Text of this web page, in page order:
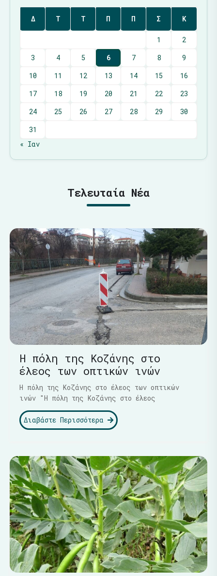
Δ Τ Τ Π Π Σ Κ
1
2
3
4 5 6 7 8
9
10
11 12 13 14 15
16
17
18 19 20 21 22
23
24
25 26 27 28 29
30
31
« Ιαν
Τελευταία Νέα
Η πόλη της Κοζάνης στο
έλεος των οπτικών ινών
Η πόλη της Κοζάνης στο έλεος των οπτικών
ινών "Η πόλη της Κοζάνης στο έλεος
Διαβάστε Περισσότερα